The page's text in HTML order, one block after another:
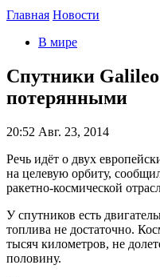
Главная Новости
В мире
Спутники
потерянными
20:52 Авг. 23, 2014
Речь идёт о двух
на целевую орбиту,
ракетно-космической
У спутников есть
топлива не достаточно.
тысяч километров, не
половину.